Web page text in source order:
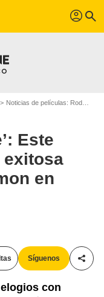
profil search
Noticias de películas: Rodajes
Este
en
Síguenos
con